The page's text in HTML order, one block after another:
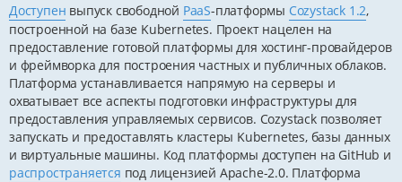
о
б
щ
е
н
и
е
Доступен выпуск свободной PaaS-платформы Cozystack 1.2,
построенной на базе Kubernetes. Проект нацелен на
предоставление готовой платформы для хостинг-провайдеров
и фреймворка для построения частных и публичных облаков.
Платформа устанавливается напрямую на серверы и
охватывает все аспекты подготовки инфраструктуры для
предоставления управляемых сервисов. Cozystack позволяет
запускать и предоставлять кластеры Kubernetes, базы данных
и виртуальные машины. Код платформы доступен на GitHub и
распространяется под лицензией Apache-2.0. Платформа